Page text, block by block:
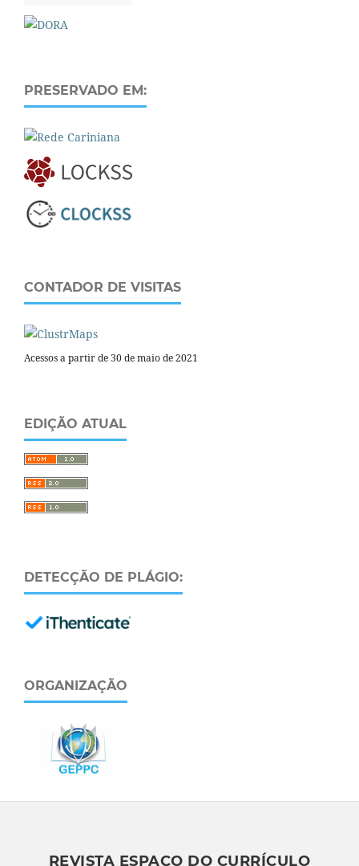
PRESERVADO EM:
CONTADOR DE VISITAS
Acessos a partir de 30 de maio de 2021
EDIÇÃO ATUAL
DETECÇÃO DE PLÁGIO:
ORGANIZAÇÃO
REVISTA ESPAÇO DO CURRÍCULO